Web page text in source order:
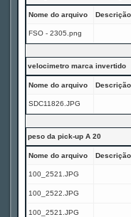
Nome do arquivo Descrição
FSO - 2305.png
velocimetro marca invertido
Nome do arquivo Descrição
SDC11826.JPG
peso da pick-up A 20
Nome do arquivo Descrição
100_2521.JPG
100_2522.JPG
100_2521.JPG